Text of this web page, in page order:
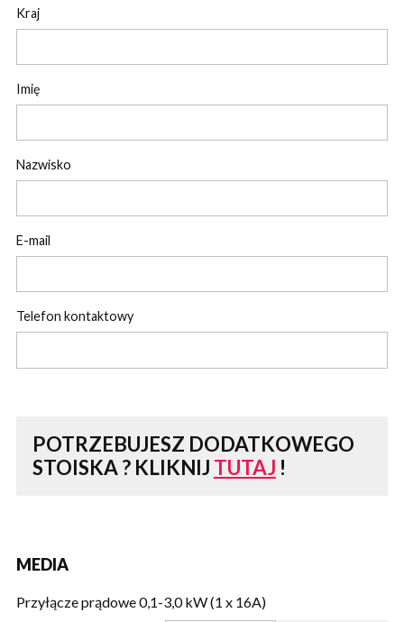
Kraj
Imię
Nazwisko
E-mail
Telefon kontaktowy
POTRZEBUJESZ DODATKOWEGO
STOISKA ? KLIKNIJ TUTAJ !
MEDIA
Przyłącze prądowe 0,1-3,0 kW (1 x 16A)